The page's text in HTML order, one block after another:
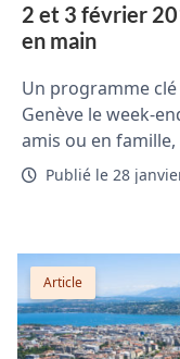
2 et 3 février
en main
Un programme
Genève le week-
amis ou en
Publié le 28
Article